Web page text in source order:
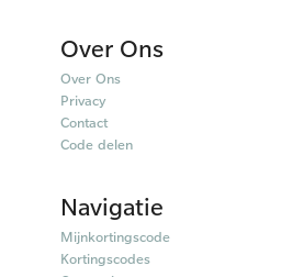
Over Ons
Over Ons
Privacy
Contact
Code delen
Navigatie
Mijnkortingscode
Kortingscodes